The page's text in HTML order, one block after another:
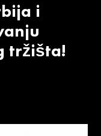
i
tržišta!